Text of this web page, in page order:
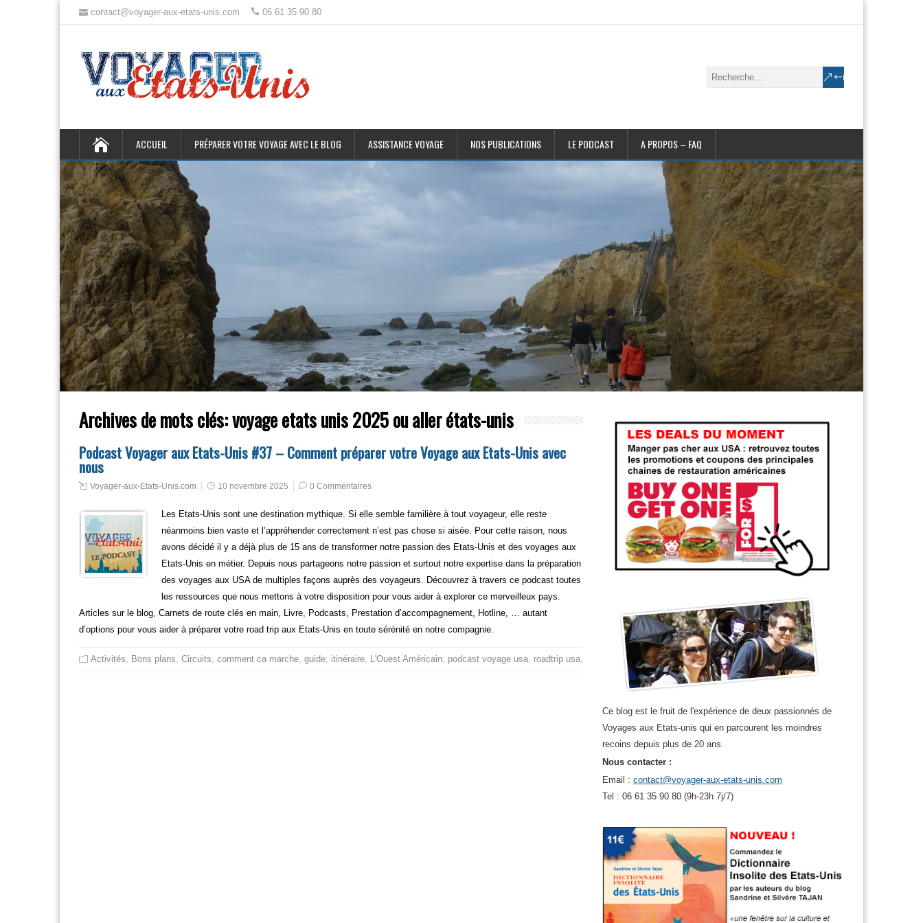
contact@voyager-aux-etats-unis.com 06 61 35 90 80
ACCUEIL PRÉPARER VOTRE VOYAGE AVEC LE BLOG ASSISTANCE VOYAGE NOS PUBLICATIONS LE PODCAST A PROPOS – FAQ
Archives de mots clés:voyage etats unis 2025 ou aller états-unis
Podcast Voyager aux Etats-Unis #37 – Comment préparer votre Voyage aux Etats-Unis avec
nous
Voyager-aux-Etats-Unis.com 10 novembre 2025 0 Commentaires
Les Etats-Unis sont une destination mythique. Si elle semble familière à tout voyageur, elle reste
néanmoins bien vaste et l’appréhender correctement n’est pas chose si aisée. Pour cette raison, nous
avons décidé il y a déjà plus de 15 ans de transformer notre passion des Etats-Unis et des voyages aux
Etats-Unis en métier. Depuis nous partageons notre passion et surtout notre expertise dans la préparation
des voyages aux USA de multiples façons auprès des voyageurs. Découvrez à travers ce podcast toutes
les ressources que nous mettons à votre disposition pour vous aider à explorer ce merveilleux pays.
Articles sur le blog, Carnets de route clés en main, Livre, Podcasts, Prestation d’accompagnement, Hotline, … autant
d’options pour vous aider à préparer votre road trip aux Etats-Unis en toute sérénité en notre compagnie.
Activités, Bons plans, Circuits, comment ca marche, guide, itinéraire, L'Ouest Américain, podcast voyage usa, roadtrip usa, Washington DC
Ce blog est le fruit de l'expérience de deux passionnés de
Voyages aux Etats-unis qui en parcourent les moindres
recoins depuis plus de 20 ans.
Nous contacter :
Email : contact@voyager-aux-etats-unis.com
Tel : 06 61 35 90 80 (9h-23h 7j/7)